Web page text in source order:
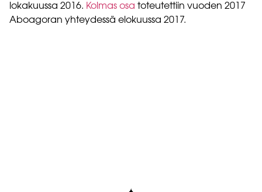
lokakuussa 2016. Kolmas osa toteutettiin vuoden 2017
Aboagoran yhteydessä elokuussa 2017.